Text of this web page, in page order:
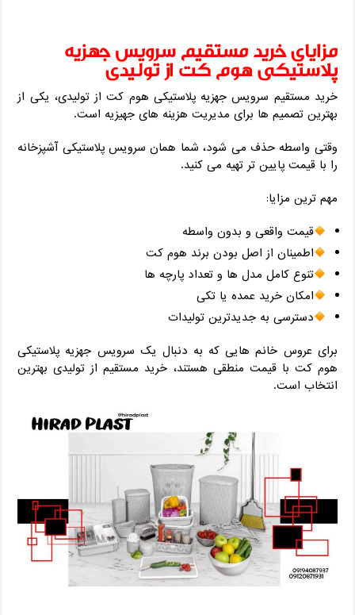
مزایای خرید مستقیم سرویس جهزیه
پلاستیکی هوم کت از تولیدی
خرید مستقیم سرویس جهزیه پلاستیکی هوم کت از تولیدی، یکی از
بهترین تصمیم‌ ها برای مدیریت هزینه‌ های جهیزیه است.
وقتی واسطه حذف می ‌شود، شما همان سرویس پلاستیکی آشپزخانه
را با قیمت پایین ‌تر تهیه می ‌کنید.
مهم ‌ترین مزایا:
قیمت واقعی و بدون واسطه
اطمینان از اصل بودن برند هوم کت
تنوع کامل مدل ‌ها و تعداد پارچه‌ ها
امکان خرید عمده یا تکی
دسترسی به جدیدترین تولیدات
برای عروس ‌خانم ‌هایی که به‌ دنبال یک سرویس جهزیه پلاستیکی
هوم کت با قیمت منطقی هستند، خرید مستقیم از تولیدی بهترین
انتخاب است.